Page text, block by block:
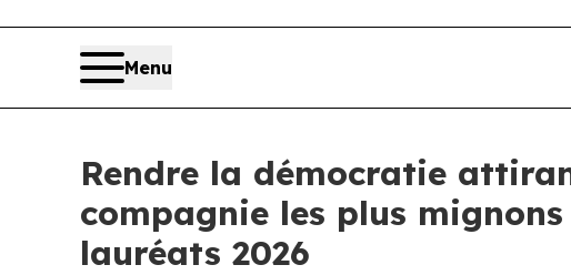
Menu
Rendre la démocratie
compagnie les plus
lauréats 2026